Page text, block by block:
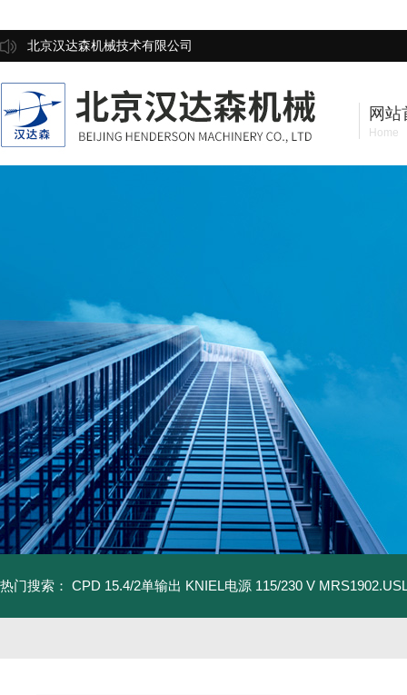
北京汉达森机械技术有限公司
网站
Home
热门搜索： CPD 15.4/2单输出 KNIEL电源 115/230 V